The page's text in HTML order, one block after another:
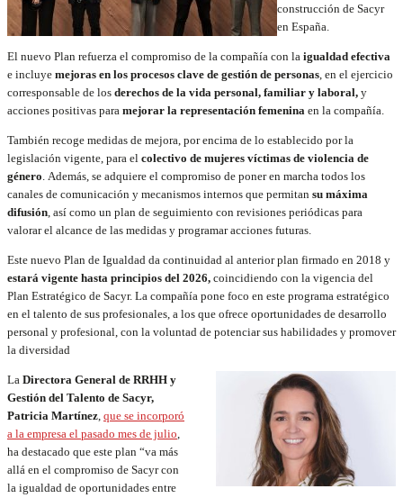
construcción de Sacyr
en España.
El nuevo Plan refuerza el compromiso de la compañía con la igualdad efectiva
e incluye mejoras en los procesos clave de gestión de personas, en el ejercicio
corresponsable de los derechos de la vida personal, familiar y laboral, y
acciones positivas para mejorar la representación femenina en la compañía.
También recoge medidas de mejora, por encima de lo establecido por la
legislación vigente, para el colectivo de mujeres víctimas de violencia de
género. Además, se adquiere el compromiso de poner en marcha todos los
canales de comunicación y mecanismos internos que permitan su máxima
difusión, así como un plan de seguimiento con revisiones periódicas para
valorar el alcance de las medidas y programar acciones futuras.
Este nuevo Plan de Igualdad da continuidad al anterior plan firmado en 2018 y
estará vigente hasta principios del 2026, coincidiendo con la vigencia del
Plan Estratégico de Sacyr. La compañía pone foco en este programa estratégico
en el talento de sus profesionales, a los que ofrece oportunidades de desarrollo
personal y profesional, con la voluntad de potenciar sus habilidades y promover
la diversidad
La Directora General de RRHH y
Gestión del Talento de Sacyr,
Patricia Martínez, que se incorporó
a la empresa el pasado mes de julio,
ha destacado que este plan “va más
allá en el compromiso de Sacyr con
la igualdad de oportunidades entre